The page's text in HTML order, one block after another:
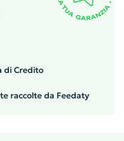
di Credito
raccolte da Feedaty